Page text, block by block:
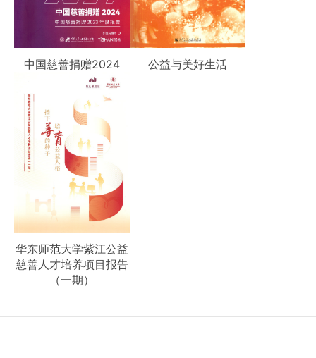
中国慈善捐赠2024 公益与美好生活
华东师范大学紫江公益
慈善人才培养项目报告
（一期）